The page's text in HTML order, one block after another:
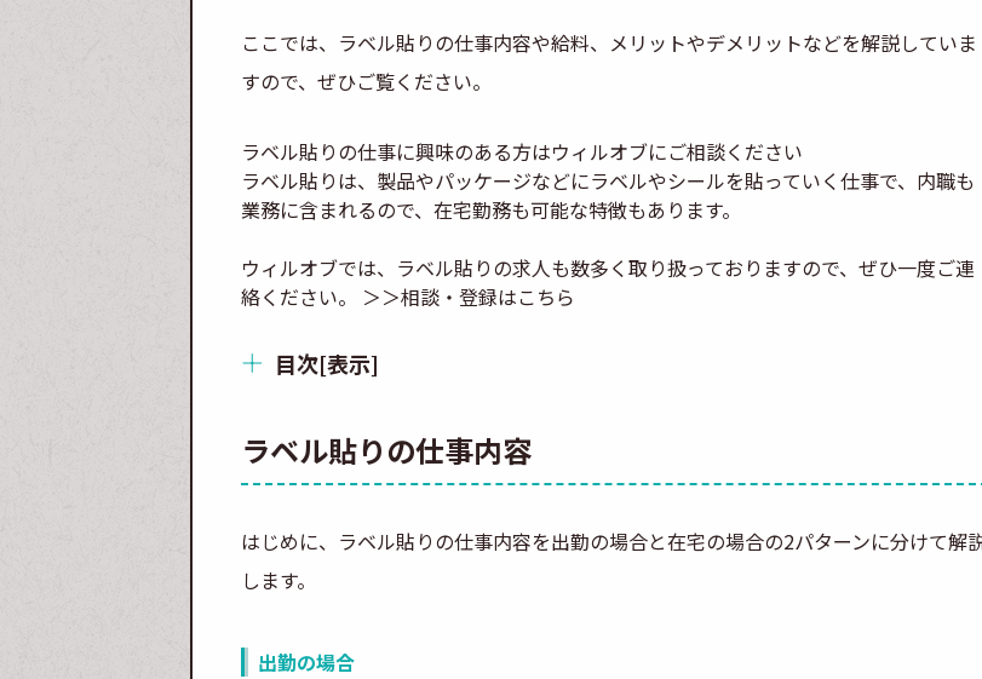
ここでは、ラベル貼りの仕事内容や給料、メリットやデメリットなどを解説していま
すので、ぜひご覧ください。
ラベル貼りの仕事に興味のある方はウィルオブにご相談ください
ラベル貼りは、製品やパッケージなどにラベルやシールを貼っていく仕事で、内職も
業務に含まれるので、在宅勤務も可能な特徴もあります。
ウィルオブでは、ラベル貼りの求人も数多く取り扱っておりますので、ぜひ一度ご連
絡ください。
＞＞相談・登録はこちら
目次[表示]
ラベル貼りの仕事内容
はじめに、ラベル貼りの仕事内容を出勤の場合と在宅の場合の2パターンに分けて解
します。
出勤の場合